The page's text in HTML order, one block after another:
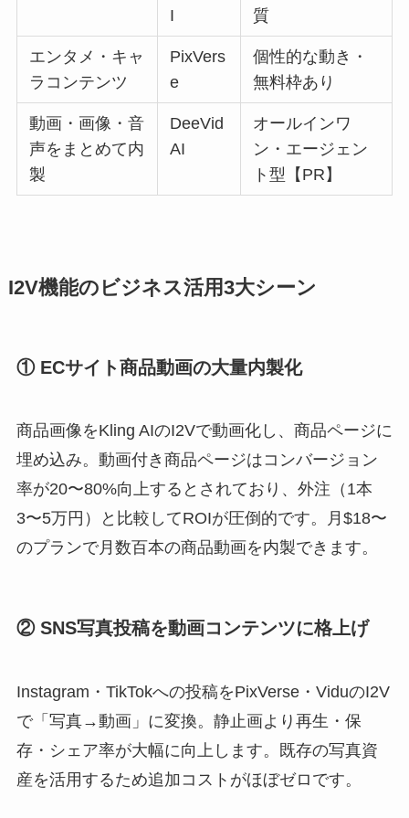
I
質
エンタメ・キャ
ラコンテンツ
PixVers
e
個性的な動き・
無料枠あり
動画・画像・音
声をまとめて内
製
DeeVid
AI
オールインワ
ン・エージェン
ト型【PR】
I2V機能のビジネス活用3大シーン
① ECサイト商品動画の大量内製化
商品画像をKling AIのI2Vで動画化し、商品ページに
埋め込み。動画付き商品ページはコンバージョン
率が20〜80%向上するとされており、外注（1本
3〜5万円）と比較してROIが圧倒的です。月$18〜
のプランで月数百本の商品動画を内製できます。
② SNS写真投稿を動画コンテンツに格上げ
Instagram・TikTokへの投稿をPixVerse・ViduのI2V
で「写真→動画」に変換。静止画より再生・保
存・シェア率が大幅に向上します。既存の写真資
産を活用するため追加コストがほぼゼロです。